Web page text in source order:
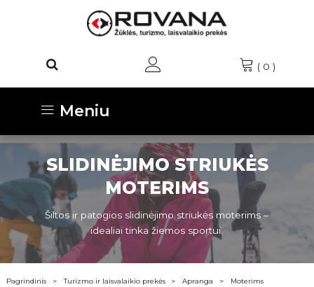
( 0 )
Meniu
SLIDINĖJIMO STRIUKĖS
MOTERIMS
Šiltos ir patogios slidinėjimo striukės moterims –
idealiai tinka žiemos sportui.
Pagrindinis Turizmo ir laisvalaikio prekės Apranga
Moterims